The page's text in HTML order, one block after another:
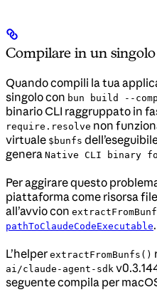
Compilare in un
Quando compili la tua
singolo con bun build --
binario CLI raggruppato in
require.resolve non
virtuale $bunfs
genera Native CLI binary
Per aggirare questo
piattaforma come risorsa
all’avvio con
pathToClaudeCodeExecutable.
L’helper extractFromBunfs()
ai/claude-agent-sdk
seguente compila per